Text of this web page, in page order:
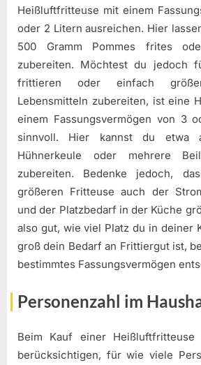
Heißluftfritteuse mit einem
oder 2 Litern ausreichen. Hier
500 Gramm Pommes frites
zubereiten. Möchtest du jedoch
frittieren oder einfach
Lebensmitteln zubereiten, ist eine
einem Fassungsvermögen von 3
sinnvoll. Hier kannst du etwa
Hühnerkeule oder mehrere
zubereiten. Bedenke jedoch,
größeren Fritteuse auch der
und der Platzbedarf in der Küche
also gut, wie viel Platz du in deiner
groß dein Bedarf an Frittiergut ist,
bestimmtes Fassungsvermögen
Personenzahl im
Beim Kauf einer
berücksichtigen, für wie viele